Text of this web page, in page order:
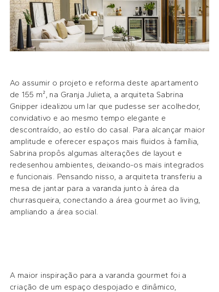
Ao assumir o projeto e reforma deste apartamento
de 155 m², na Granja Julieta, a arquiteta Sabrina
Gnipper idealizou um lar que pudesse ser acolhedor,
convidativo e ao mesmo tempo elegante e
descontraído, ao estilo do casal. Para alcançar maior
amplitude e oferecer espaços mais fluidos à família,
Sabrina propôs algumas alterações de layout e
redesenhou ambientes, deixando-os mais integrados
e funcionais. Pensando nisso, a arquiteta transferiu a
mesa de jantar para a varanda junto à área da
churrasqueira, conectando a área gourmet ao living,
ampliando a área social.
A maior inspiração para a varanda gourmet foi a
criação de um espaço despojado e dinâmico,